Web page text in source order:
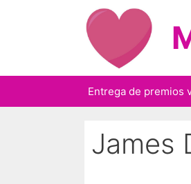
Entrega de premios
James